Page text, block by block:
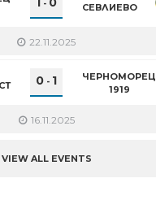
- СЕВЛИЕВО
22.11.2025
0 - 1
ЧЕРНОМОРЕЦ
1919
16.11.2025
VIEW ALL EVENTS